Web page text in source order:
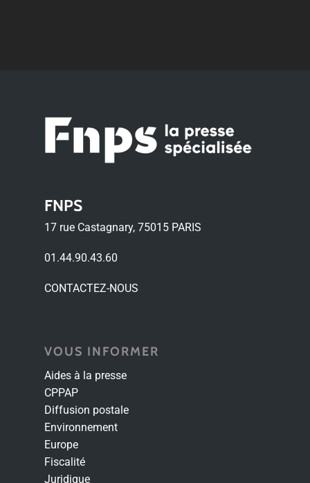
FNPS
17 rue Castagnary, 75015 PARIS
01.44.90.43.60
CONTACTEZ-NOUS
VOUS INFORMER
Aides à la presse
CPPAP
Diffusion postale
Environnement
Europe
Fiscalité
Juridique